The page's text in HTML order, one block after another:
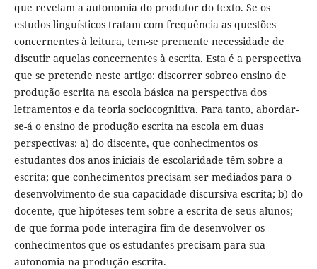
que revelam a autonomia do produtor do texto. Se os
estudos linguísticos tratam com frequência as questões
concernentes à leitura, tem-se premente necessidade de
discutir aquelas concernentes à escrita. Esta é a perspectiva
que se pretende neste artigo: discorrer sobreo ensino de
produção escrita na escola básica na perspectiva dos
letramentos e da teoria sociocognitiva. Para tanto, abordar-
se-á o ensino de produção escrita na escola em duas
perspectivas: a) do discente, que conhecimentos os
estudantes dos anos iniciais de escolaridade têm sobre a
escrita; que conhecimentos precisam ser mediados para o
desenvolvimento de sua capacidade discursiva escrita; b) do
docente, que hipóteses tem sobre a escrita de seus alunos;
de que forma pode interagira fim de desenvolver os
conhecimentos que os estudantes precisam para sua
autonomia na produção escrita.